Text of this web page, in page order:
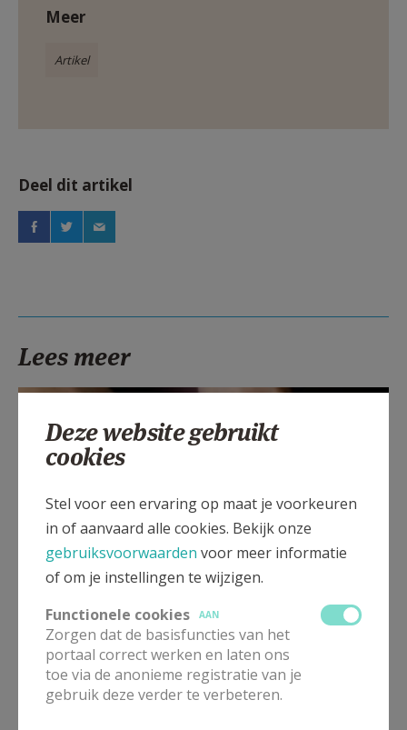
Meer
Artikel
Deel dit artikel
Lees meer
Beroepsvereniging Zorgpastores
Deze website gebruikt
cookies
Stel voor een ervaring op maat je voorkeuren
in of aanvaard alle cookies. Bekijk onze
gebruiksvoorwaarden voor meer informatie
of om je instellingen te wijzigen.
Functionele cookies
AAN
Zorgen dat de basisfuncties van het
portaal correct werken en laten ons
toe via de anonieme registratie van je
gebruik deze verder te verbeteren.